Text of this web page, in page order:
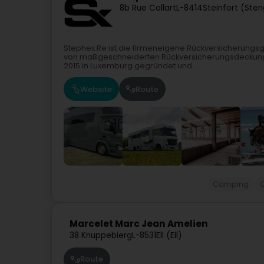
8b Rue CollartL-8414Steinfort
Stephex Re ist die firmeneigene
von maßgeschneiderten
2015 in Luxemburg gegründet und...
Website Route
Marcelet Marc Jean Amelien
38 KnuppebiergL-8531Ell (Ell)
Route